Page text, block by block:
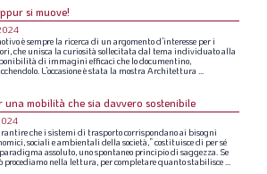
si muove!
èsempre la ricerca di un argomentod’interesse peri
che unisca la curiosità sollecitata dal tema individuatoalla
di immagini efficaci che lodocumentino,
L’occasioneèstata la mostra Architettura ...
una mobilità che sia davvero sostenibile
chei sistemi di trasportocorrispondanoai bisogni
sociali eambientali della società,”costituiscedi persé
paradigma assoluto, unospontaneo principiodi saggezza. Se
procediamo nella lettura, percompletarequantostabilisce...